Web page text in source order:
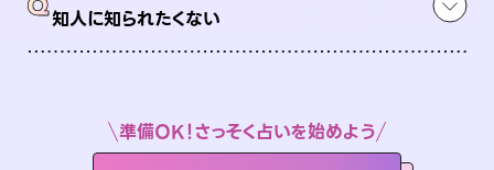
知人に知られたくない
準備OK！さっそく占いを始めよう